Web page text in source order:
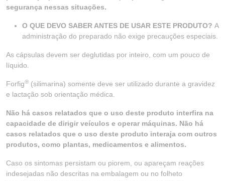
segurança nessas situações.
O QUE DEVO SABER ANTES DE USAR ESTE PRODUTO? A
administração do preparado não exige precauções especiais.
As cápsulas devem ser deglutidas por inteiro, com um pouco de
líquido.
Forfig® (silimarina) somente deve ser utilizado durante a gravidez
e lactação sob orientação médica.
Não há casos relatados que o uso deste produto interfira na
capacidade de dirigir veículos e operar máquinas. Não há
casos relatados que o uso deste produto interaja com outros
produtos, como plantas, medicamentos e alimentos.
Caso os sintomas persistam ou piorem, ou apareçam reações
indesejadas não descritas na embalagem ou no folheto